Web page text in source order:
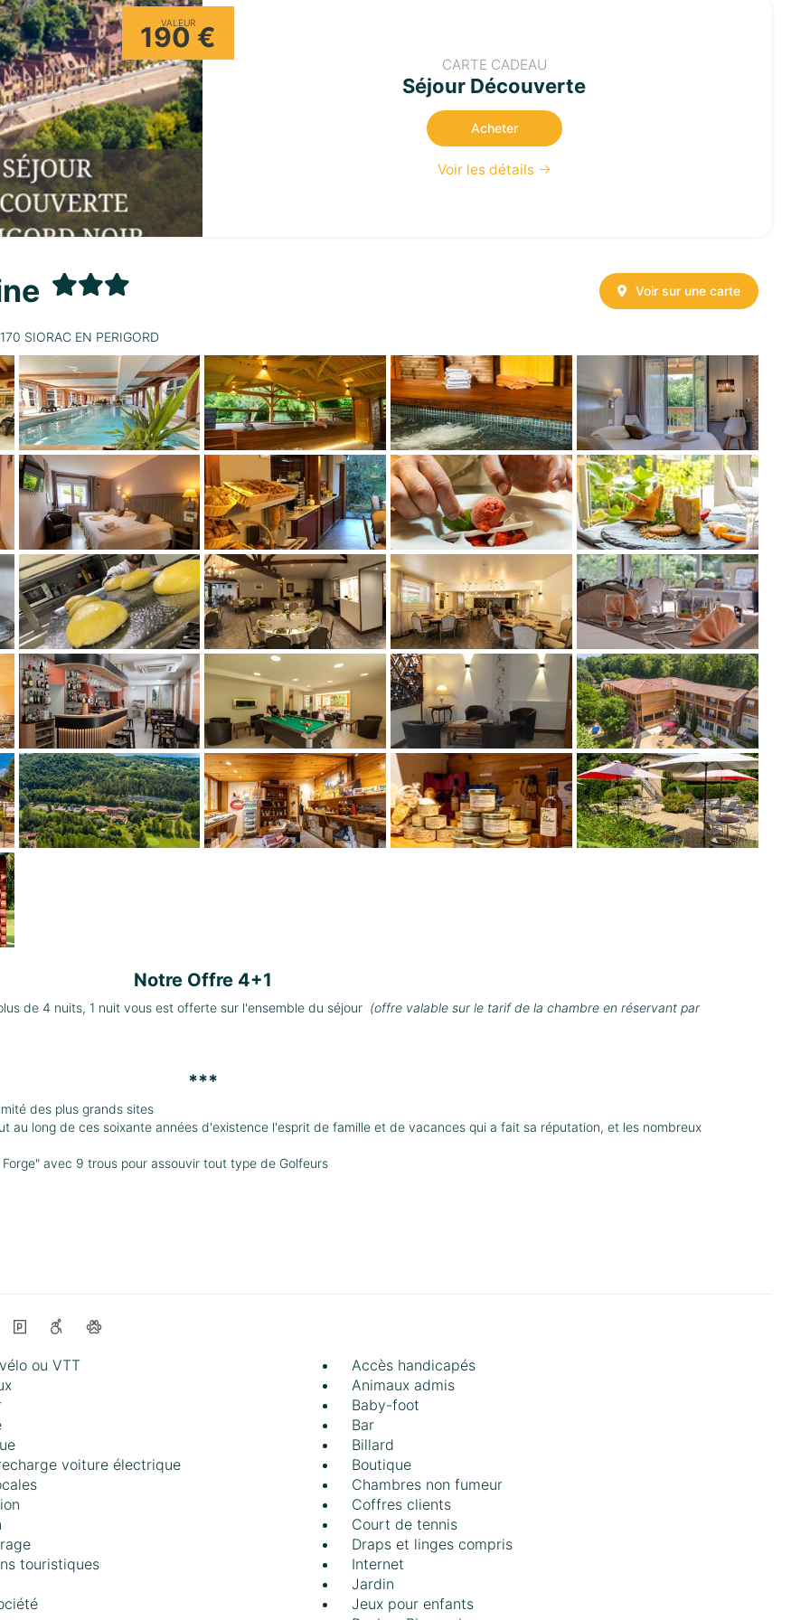
VALEUR
190 €
CARTE CADEAU
Séjour Découverte
Acheter
Voir les détails
SIORAC EN PERIGORD
Voir sur une carte
Notre Offre 4+1
de 4 nuits, 1 nuit vous est offerte sur l'ensemble du séjour (offre valable sur le tarif de la chambre en réservant par
***
des plus grands sites
au long de ces soixante années d'existence l'esprit de famille et de vacances qui a fait sa réputation, et les nombreux
avec 9 trous pour assouvir tout type de Golfeurs
ou VTT
Accès handicapés
Animaux admis
Baby-foot
Bar
Billard
voiture électrique
Boutique
Chambres non fumeur
Coffres clients
Court de tennis
Draps et linges compris
touristiques
Internet
Jardin
Jeux pour enfants